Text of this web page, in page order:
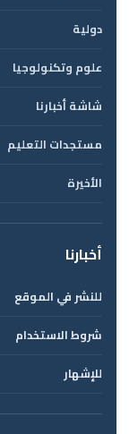
دولية
علوم وتكنولوجيا
شاشة أخبارنا
مستجدات التعليم
الأخيرة
أخبارنا
للنشر في الموقع
شروط الاستخدام
للإشهار